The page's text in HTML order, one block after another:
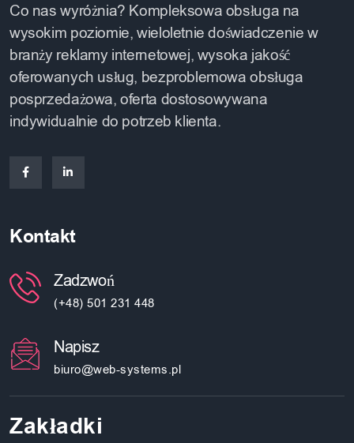
Co nas wyróżnia? Kompleksowa obsługa na
wysokim poziomie, wieloletnie doświadczenie w
branży reklamy internetowej, wysoka jakość
oferowanych usług, bezproblemowa obsługa
posprzedażowa, oferta dostosowywana
indywidualnie do potrzeb klienta.
Kontakt
Zadzwoń
(+48) 501 231 448
Napisz
biuro@web-systems.pl
Zakładki